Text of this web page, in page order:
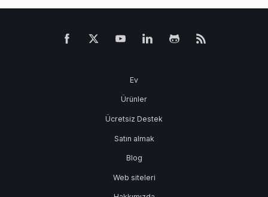
Ev
Ürünler
Ücretsiz Destek
Satın almak
Blog
Web siteleri